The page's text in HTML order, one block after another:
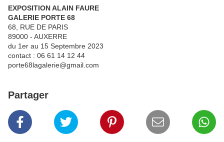
EXPOSITION ALAIN FAURE
GALERIE PORTE 68
68, RUE DE PARIS
89000 - AUXERRE
du 1er au 15 Septembre 2023
contact : 06 61 14 12 44
porte68lagalerie@gmail.com
Partager